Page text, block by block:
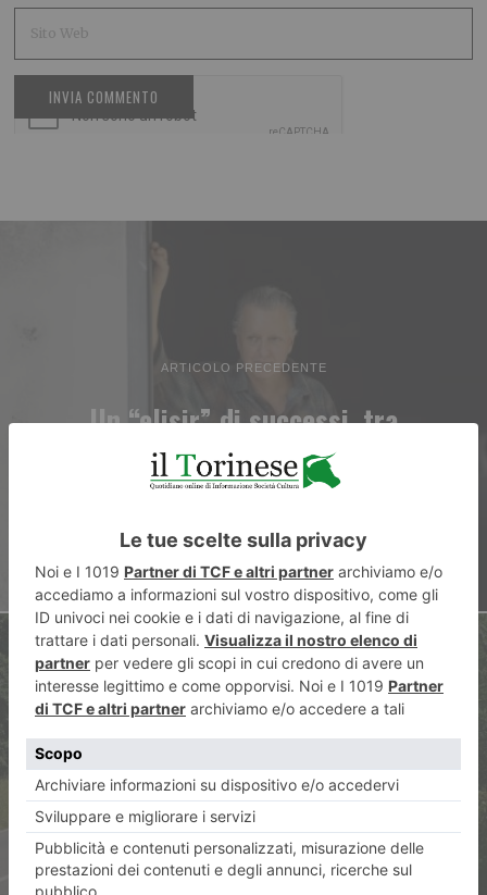
ARTICOLO PRECEDENTE
Un “elisir” di successi, tra
tradizione e contemporaneità
Taglio dell’erba, fondi per i
2900 km di strade provinciali